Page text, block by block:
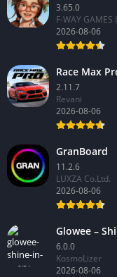
3.65.0
F-WAY GAMES
2026-08-06
Race Max
2.11.7
Revani
2026-08-06
GranBoard
11.2.6
LUXZA Co.Ltd.
2026-08-06
Glowee –
6.0.0
KosmoLizer
2026-08-06